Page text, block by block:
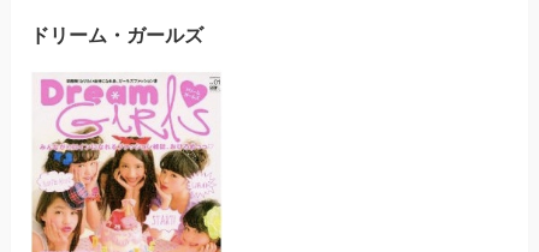
ドリーム・ガールズ